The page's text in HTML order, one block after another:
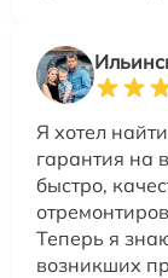
Я хотел
гарантия на
быстро,
Теперь я
возникших